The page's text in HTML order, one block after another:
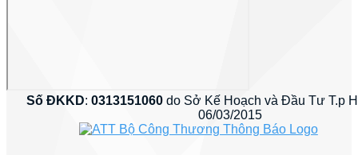
Số ĐKKD:0313151060 do Sở Kế Hoạch và Đầu Tư T.p
06/03/2015